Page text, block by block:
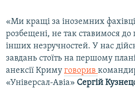
«Ми кращі за іноземних
розбещені, не так ставимося до
інших незручностей. У нас
завдань стоїть на першому
анексії Криму говорив
«Універсал-Авіа» Сергій